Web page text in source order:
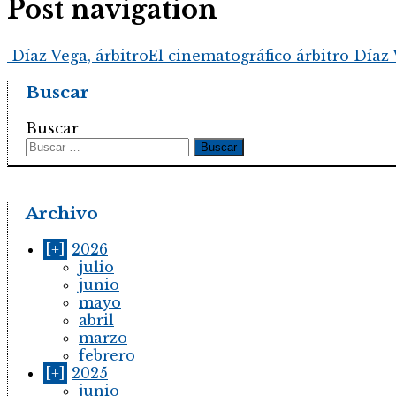
Post navigation
Díaz Vega, árbitroEl cinematográfico árbitro Díaz
Buscar
Buscar
Archivo
[+]
2026
julio
junio
mayo
abril
marzo
febrero
[+]
2025
junio